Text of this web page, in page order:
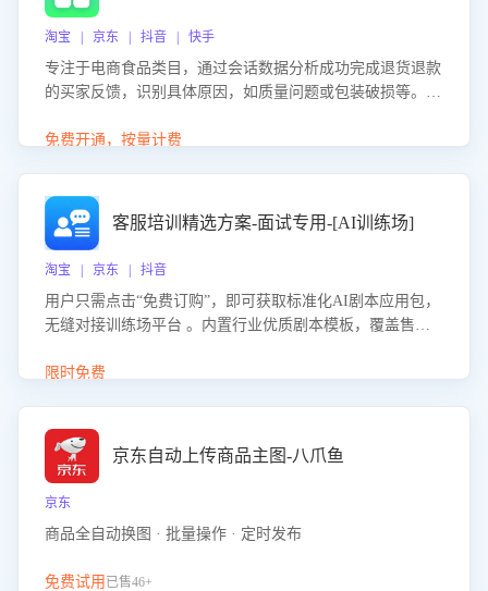
淘宝 | 京东 | 抖音 | 快手
专注于电商食品类目，通过会话数据分析成功完成退货退款
的买家反馈，识别具体原因，如质量问题或包装破损等。结
商家降低退款率，提升售后效率。
免费开通，按量计费
客服培训精选方案-面试专用-[AI训练场]
淘宝 | 京东 | 抖音
用户只需点击“免费订购”，即可获取标准化AI剧本应用包，
无缝对接训练场平台 。内置行业优质剧本模板，覆盖售前
初始化时间，助力企业快速启动智能客服训练
限时免费
京东自动上传商品主图-八爪鱼
京东
商品全自动换图 · 批量操作 · 定时发布
免费试用 已售46+